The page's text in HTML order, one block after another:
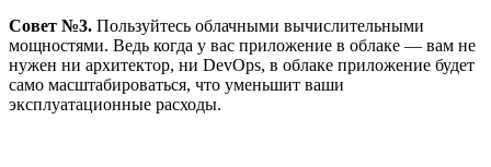
Совет №3. Пользуйтесь облачными вычислительными
мощностями. Ведь когда у вас приложение в облаке — вам не
нужен ни архитектор, ни DevOps, в облаке приложение будет
само масштабироваться, что уменьшит ваши
эксплуатационные расходы.